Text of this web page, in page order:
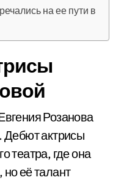
на ее пути в
Розанова
Дебют актрисы
театра, где она
её талант